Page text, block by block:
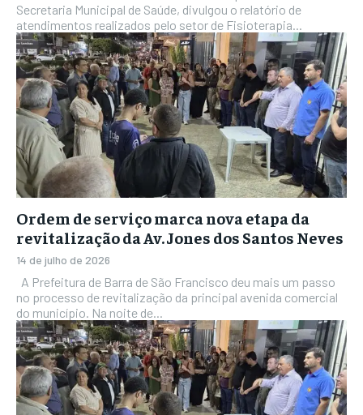
Secretaria Municipal de Saúde, divulgou o relatório de
atendimentos realizados pelo setor de Fisioterapia...
Ordem de serviço marca nova etapa da
revitalização da Av. Jones dos Santos Neves
14 de julho de 2026
A Prefeitura de Barra de São Francisco deu mais um passo
no processo de revitalização da principal avenida comercial
do município. Na noite de...